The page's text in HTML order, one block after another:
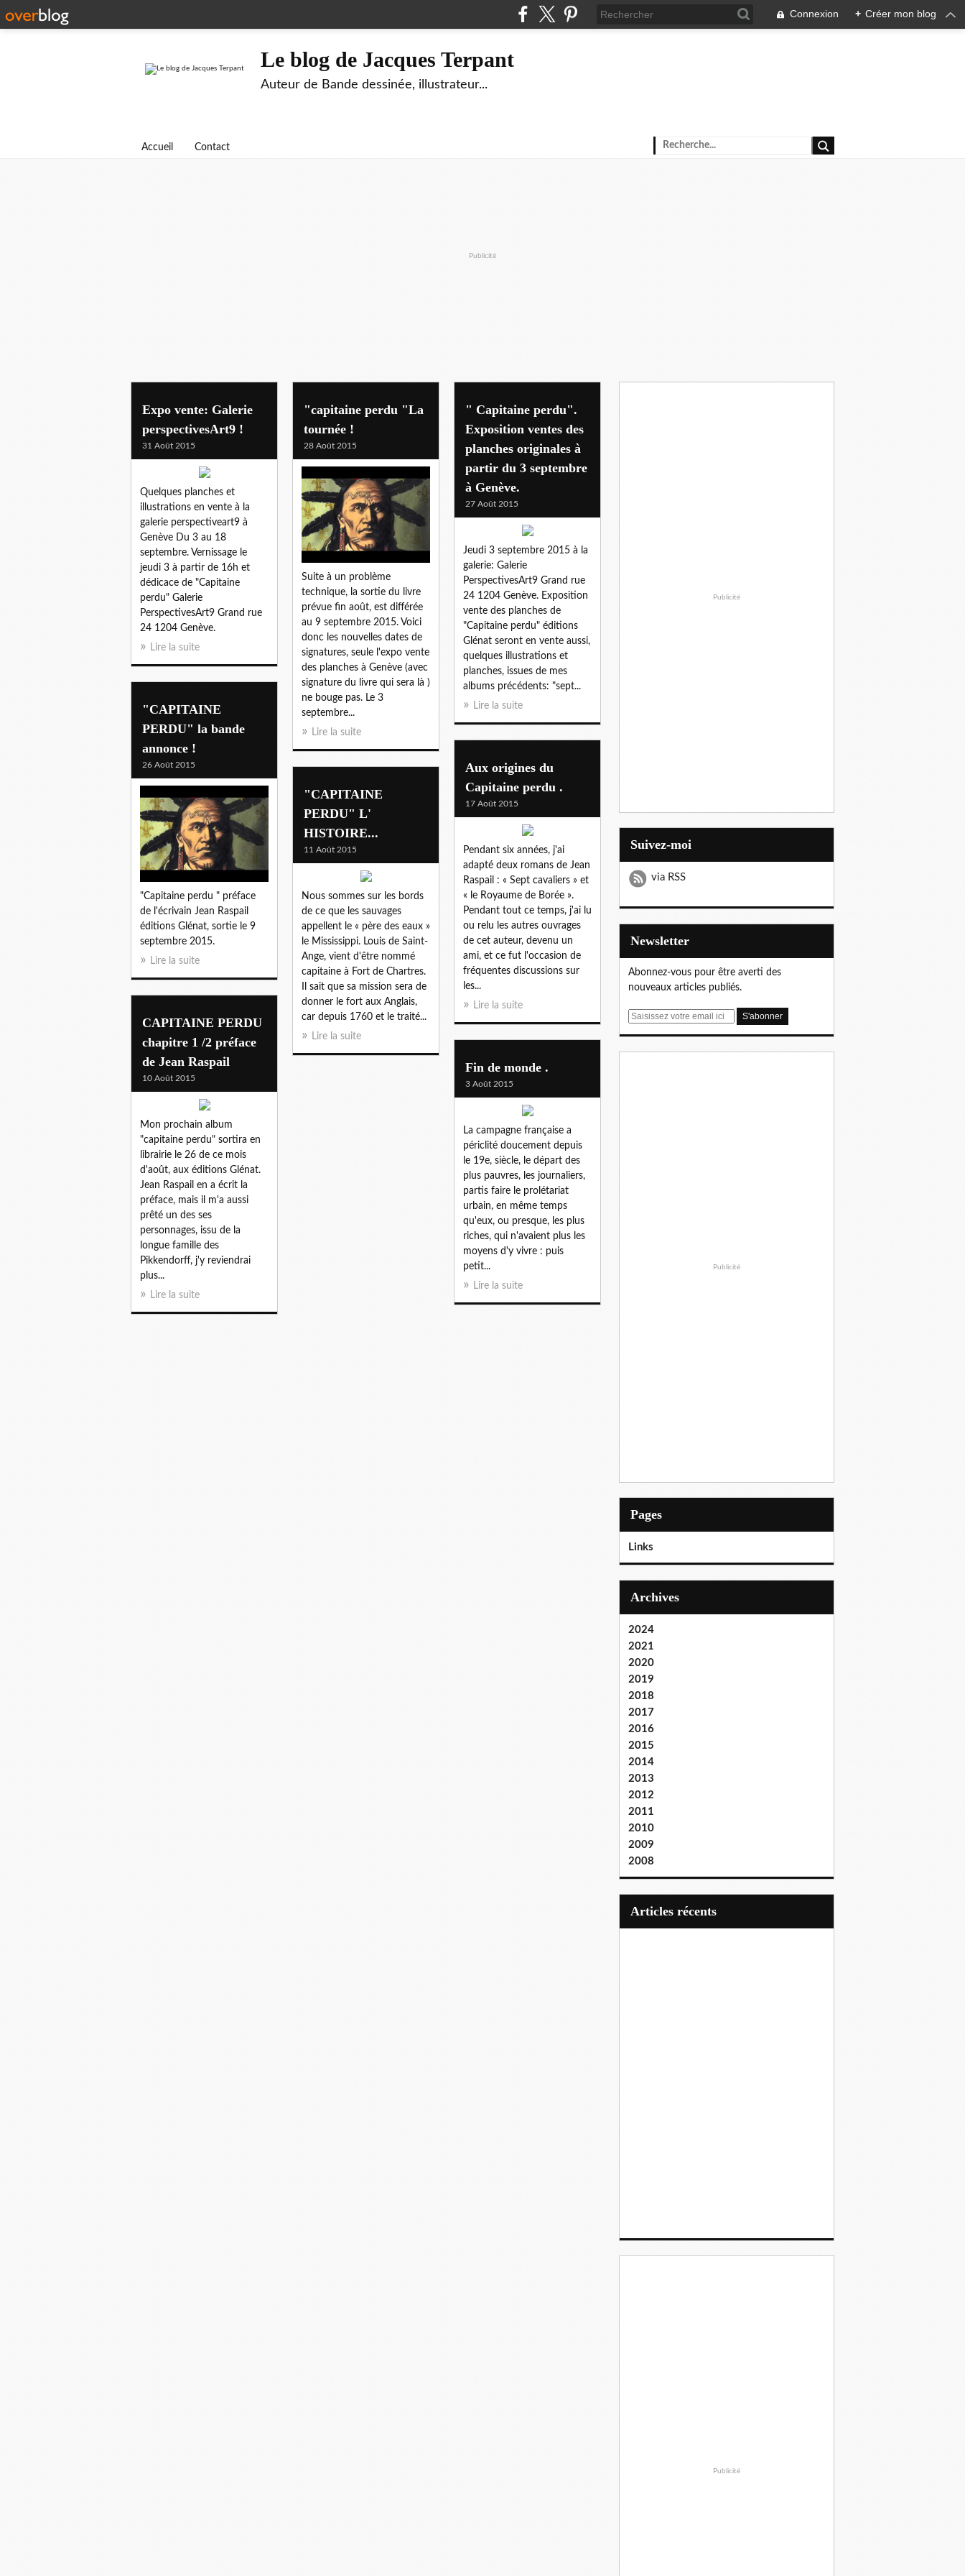
Connexion + Créer mon blog
Le blog de Jacques Terpant
Auteur de Bande dessinée, illustrateur...
Accueil Contact
Publicité
Expo vente: Galerie
perspectivesArt9 !
31 Août 2015
Quelques planches et
illustrations en vente à la
galerie perspectiveart9 à
Genève Du 3 au 18
septembre. Vernissage le
jeudi 3 à partir de 16h et
dédicace de "Capitaine
perdu" Galerie
PerspectivesArt9 Grand rue
24 1204 Genève.
Lire la suite
"capitaine perdu "La
tournée !
28 Août 2015
Suite à un problème
technique, la sortie du livre
prévue fin août, est différée
au 9 septembre 2015. Voici
donc les nouvelles dates de
signatures, seule l'expo vente
des planches à Genève (avec
signature du livre qui sera là )
ne bouge pas. Le 3
septembre...
Lire la suite
" Capitaine perdu".
Exposition ventes des
planches originales à
partir du 3 septembre
à Genève.
27 Août 2015
Jeudi 3 septembre 2015 à la
galerie: Galerie
PerspectivesArt9 Grand rue
24 1204 Genève. Exposition
vente des planches de
"Capitaine perdu" éditions
Glénat seront en vente aussi,
quelques illustrations et
planches, issues de mes
albums précédents: "sept...
Lire la suite
"CAPITAINE
PERDU" la bande
annonce !
26 Août 2015
"Capitaine perdu " préface
de l'écrivain Jean Raspail
éditions Glénat, sortie le 9
septembre 2015.
Lire la suite
Aux origines du
Capitaine perdu .
17 Août 2015
Pendant six années, j'ai
adapté deux romans de Jean
Raspail : « Sept cavaliers » et
« le Royaume de Borée ».
Pendant tout ce temps, j'ai lu
ou relu les autres ouvrages
de cet auteur, devenu un
ami, et ce fut l'occasion de
fréquentes discussions sur
les...
Lire la suite
"CAPITAINE
PERDU" L'
HISTOIRE...
11 Août 2015
Nous sommes sur les bords
de ce que les sauvages
appellent le « père des eaux »
le Mississippi. Louis de Saint-
Ange, vient d'être nommé
capitaine à Fort de Chartres.
Il sait que sa mission sera de
donner le fort aux Anglais,
car depuis 1760 et le traité...
Lire la suite
CAPITAINE PERDU
chapitre 1 /2 préface
de Jean Raspail
10 Août 2015
Mon prochain album
"capitaine perdu" sortira en
librairie le 26 de ce mois
d'août, aux éditions Glénat.
Jean Raspail en a écrit la
préface, mais il m'a aussi
prêté un des ses
personnages, issu de la
longue famille des
Pikkendorff, j'y reviendrai
plus...
Lire la suite
Fin de monde .
3 Août 2015
La campagne française a
périclité doucement depuis
le 19e, siècle, le départ des
plus pauvres, les journaliers,
partis faire le prolétariat
urbain, en même temps
qu'eux, ou presque, les plus
riches, qui n'avaient plus les
moyens d'y vivre : puis
petit...
Lire la suite
Publicité
Suivez-moi
via RSS
Newsletter
Abonnez-vous pour être averti des
nouveaux articles publiés.
E
Publicité
Pages
Links
Archives
2024
2021
2020
2019
2018
2017
2016
2015
2014
2013
2012
2011
2010
2009
2008
articles récents
Publicité